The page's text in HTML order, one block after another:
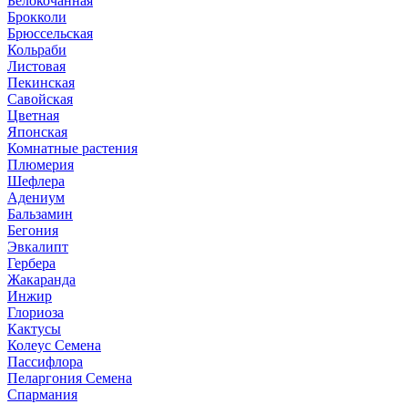
Брокколи
Брюссельская
Кольраби
Листовая
Пекинская
Савойская
Цветная
Японская
Комнатные растения
Плюмерия
Шефлера
Адениум
Бальзамин
Бегония
Эвкалипт
Гербера
Жакаранда
Инжир
Глориоза
Кактусы
Колеус Семена
Пассифлора
Пеларгония Семена
Спармания